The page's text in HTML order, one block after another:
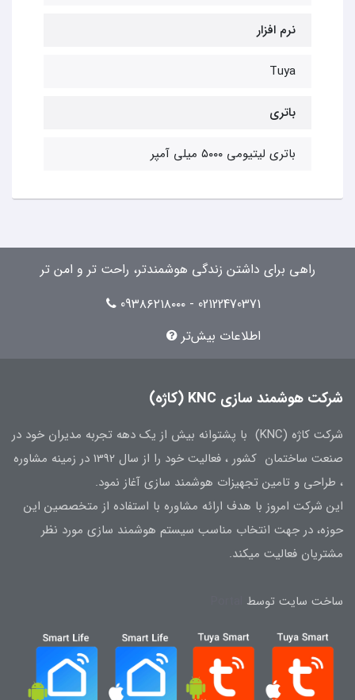
نرم افزار
Tuya
باتری
باتری لیتیومی ۵۰۰۰ میلی آمپر
راهی برای داشتن زندگی هوشمندتر، راحت تر و امن تر
02122470371 - 09۳۸۶۲۱۸۰۰۰
اطلاعات بیش‌تر
شرکت هوشمند سازی KNC (کاژه)
شرکت کاژه (KNC) با پشتوانه بیش از یک دهه تجربه مدیران خود در
صنعت ساختمان کشور ، فعالیت خود را از سال 1392 در زمینه مشاوره
، طراحی و تامین تجهیزات هوشمند سازی آغاز نمود.
این شرکت امروز با هدف ارائه مشاوره با استفاده از متخصصین این
حوزه، در جهت انتخاب مناسب سیستم هوشمند سازی مورد نظر
مشتریان فعالیت میکند.
ساخت سایت توسط